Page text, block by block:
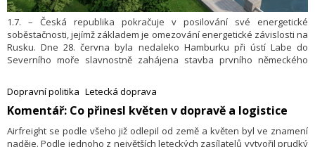
1.7. – Česká republika pokračuje v posilování své energetické
soběstačnosti, jejímž základem je omezování energetické závislosti na
Rusku. Dne 28. června byla nedaleko Hamburku při ústí Labe do
Severního moře slavnostně zahájena stavba prvního německého
plynu. Pod taktovkou konsorcia Hanseatic Energy Hub tu tento
terminál zahájí provoz už v roce 2027. Ve spolupráci s vládou
zasmluvnila loni Skupina ČEZ ve Stade dlouhodobou roční kapacitu
Dopravní politika Letecká doprava
​Komentář: Co přinesl květen v dopravě a logistice
Airfreight se podle všeho již odlepil od země a květen byl ve znamení
naděje. Podle jednoho z největších leteckých zasílatelů vytvořil prudký